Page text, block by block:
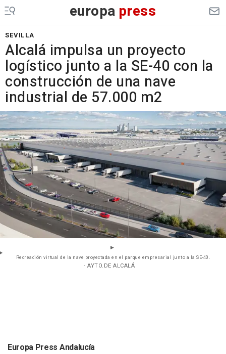
europa press
SEVILLA
Alcalá impulsa un proyecto
logístico junto a la SE-40 con la
construcción de una nave
industrial de 57.000 m2
Recreación virtual de la nave proyectada en el parque empresarial junto a la SE-40.
- AYTO.DE ALCALÁ
Europa Press Andalucía